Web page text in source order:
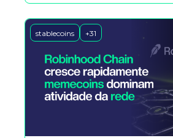
stablecoins +31